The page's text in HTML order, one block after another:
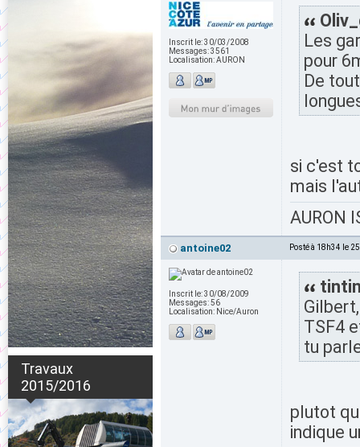
Travaux
2015/2016
Inscrit le:30/03/2008
Messages:3561
Localisation:AURON
Les
pour
De
si c'est
mais
AURON
antoine02 Posté à 18h34 le
Inscrit le:30/08/2009
Messages:56
Localisation: Nice/Auron
TSF4
tu
plutot
indique